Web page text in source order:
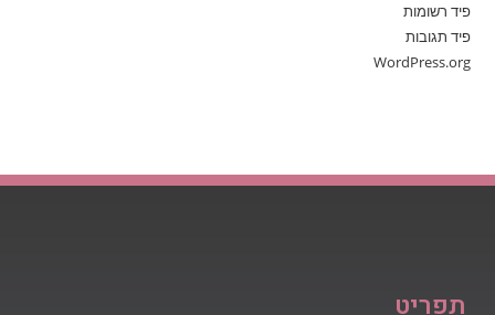
פיד רשומות
פיד תגובות
WordPress.org
תפריט